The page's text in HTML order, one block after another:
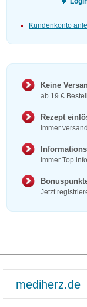
Kundenkonto
Keine
ab 19 €
Rezept
immer
immer Top
Jetzt
mediherz.de